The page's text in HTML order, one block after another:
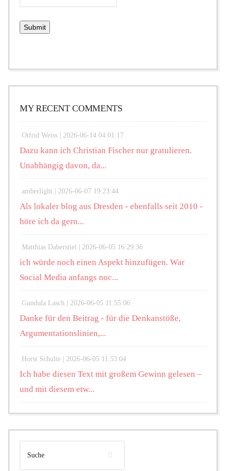
MY RECENT COMMENTS
Otfrid Weiss | 2026-06-14 04:01:17
Dazu kann ich Christian Fischer nur gratulieren.
Unabhängig davon, da...
amberlight | 2026-06-07 19:23:44
Als lokaler blog aus Dresden - ebenfalls seit 2010 -
höre ich da gern...
Matthias Daberstiel | 2026-06-05 16:29:36
ich würde noch einen Aspekt hinzufügen. War
Social Media anfangs noc...
Gundula Lasch | 2026-06-05 11:55:06
Danke für den Beitrag - für die Denkanstöße,
Argumentationslinien,...
Horst Schulte | 2026-06-05 11:53:04
Ich habe diesen Text mit großem Gewinn gelesen –
und mit diesem etw...